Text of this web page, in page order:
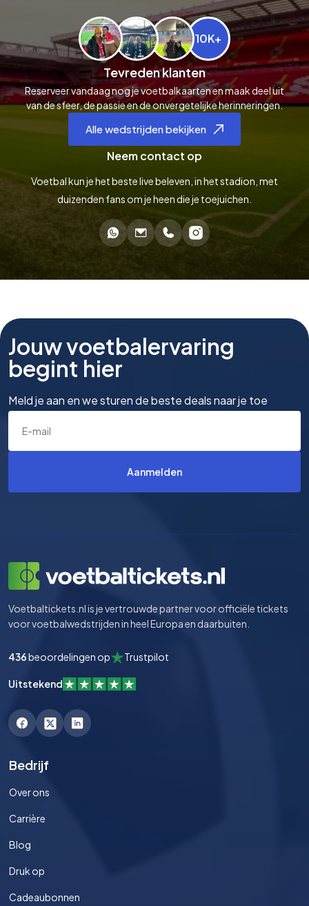
Neem contact op
Voetbal kun je het beste live beleven, in het stadion, met
duizenden fans om je heen die je toejuichen.
10K+
Tevreden klanten
Reserveer vandaag nog je voetbalkaarten en maak deel uit
van de sfeer, de passie en de onvergetelijke herinneringen.
Alle wedstrijden bekijken
Jouw voetbalervaring
begint hier
Meld je aan en we sturen de beste deals naar je toe
Aanmelden
Voetbaltickets.nl is je vertrouwde partner voor officiële tickets
voor voetbalwedstrijden in heel Europa en daarbuiten.
436beoordelingen op Trustpilot
Uitstekend
Bedrijf
Over ons
Carrière
Blog
Druk op
Cadeaubonnen